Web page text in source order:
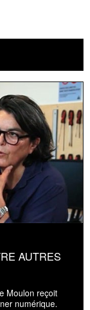
AUTRES
Moulon reçoit
numérique.